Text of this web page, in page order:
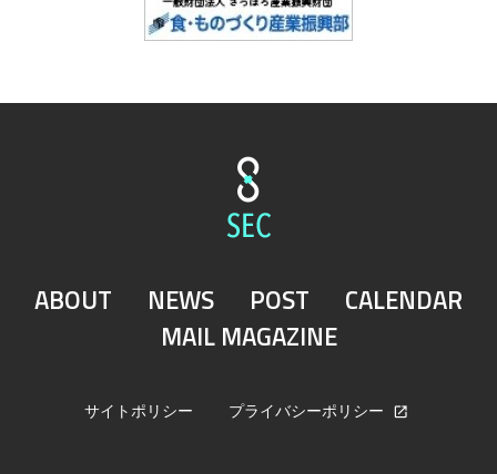
ABOUT NEWS POST
CALENDAR
MAIL MAGAZINE
サイトポリシー プライバシーポリシー